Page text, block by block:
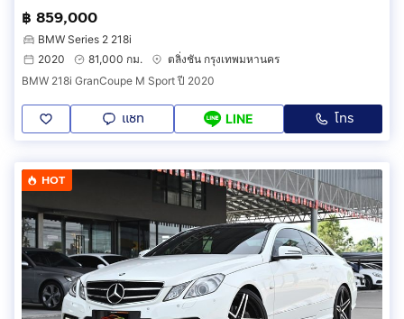
฿ 859,000
BMW Series 2 218i
2020
81,000 กม.
ตลิ่งชัน กรุงเทพมหานคร
BMW 218i GranCoupe M Sport ปี 2020
แชท LINE โทร
HOT